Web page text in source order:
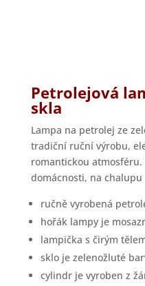
Petrolejová
skla
Lampa na petrolej ze
tradiční ruční výrobu,
romantickou
domácnosti, na
ručně vyrobená
hořák lampy je
lampička s čirým
sklo je zelenožluté
cylindr je vyroben z